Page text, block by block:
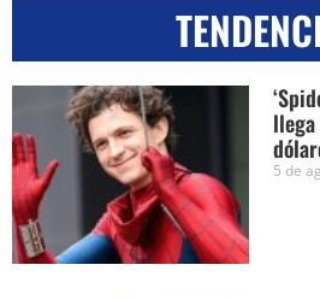
5 de